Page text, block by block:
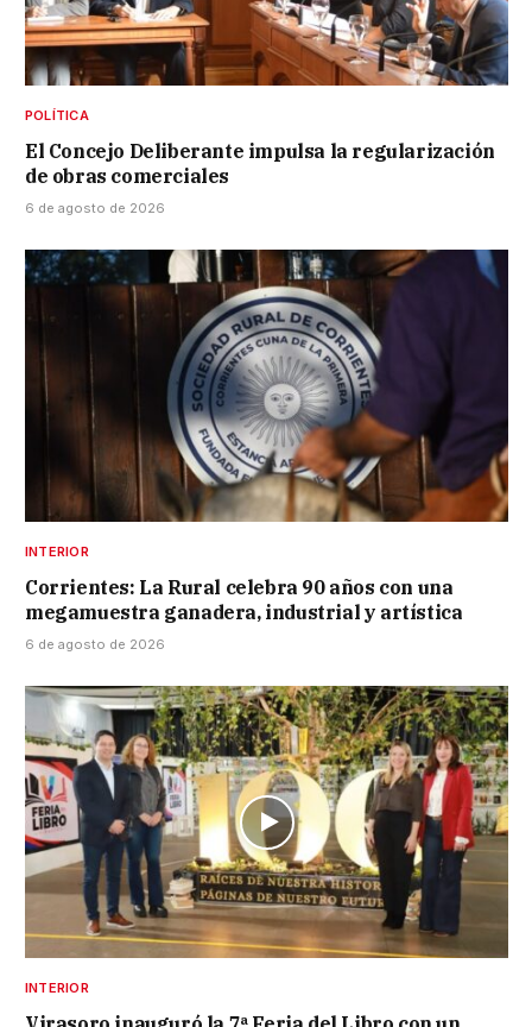
POLÍTICA
El Concejo Deliberante impulsa la regularización
de obras comerciales
6 de agosto de 2026
INTERIOR
Corrientes: La Rural celebra 90 años con una
megamuestra ganadera, industrial y artística
6 de agosto de 2026
INTERIOR